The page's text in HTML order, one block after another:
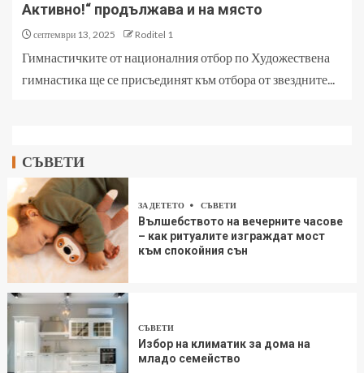
Aктивно!“ продължава и на място
септември 13, 2025 Roditel 1
Гимнастичките от националния отбор по Художествена
гимнастика ще се присъединят към отбора от звездните...
СЪВЕТИ
ЗА ДЕТЕТО СЪВЕТИ
Вълшебството на вечерните часове
– как ритуалите изграждат мост
към спокойния сън
СЪВЕТИ
Избор на климатик за дома на
младо семейство